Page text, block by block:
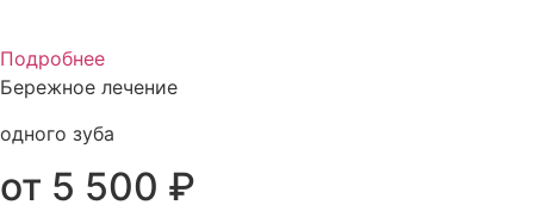
Подробнее
Бережное лечение
одного зуба
от 5 500 ₽